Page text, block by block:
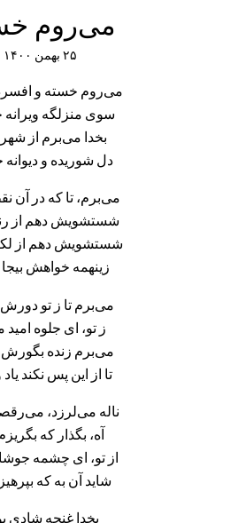
می‌روم
۲۵ بهمن ۱۴۰۰
می‌روم خسته و
سوی منزلگه
بخدا می‌برم از
دل شوریده و
می‌برم، تا که در آن
شستشویش دهم از
شستشویش دهم از
زینهمه خواهش بیجا
می‌برم تا ز تو
ز تو، ای جلوه
می‌برم زنده
تا از این پس نکند
ناله می‌لرزد،
آه، بگذار که
از تو، ای چشمه
شاید آن به که
بخدا غنچه شادی